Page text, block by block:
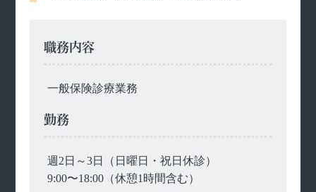
職務内容
一般保険診療業務
勤務
週2日～3日（日曜日・祝日休診）
9:00〜18:00（休憩1時間含む）